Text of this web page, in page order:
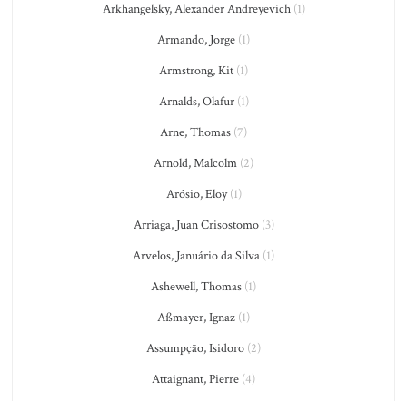
Arkhangelsky, Alexander Andreyevich(1)
Armando, Jorge (1)
Armstrong, Kit (1)
Arnalds, Olafur(1)
Arne, Thomas (7)
Arnold, Malcolm (2)
Arósio, Eloy(1)
Arriaga, Juan Crisostomo(3)
Arvelos, Januário da Silva (1)
Ashewell, Thomas (1)
Aßmayer, Ignaz (1)
Assumpção, Isidoro (2)
Attaignant, Pierre (4)